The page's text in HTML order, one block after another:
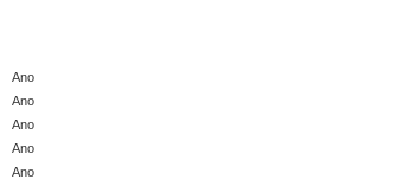
Ano
Ano
Ano
Ano
Ano